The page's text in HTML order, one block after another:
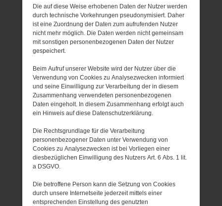
Die auf diese Weise erhobenen Daten der Nutzer werden
durch technische Vorkehrungen pseudonymisiert. Daher
ist eine Zuordnung der Daten zum aufrufenden Nutzer
nicht mehr möglich. Die Daten werden nicht gemeinsam
mit sonstigen personenbezogenen Daten der Nutzer
gespeichert.
Beim Aufruf unserer Website wird der Nutzer über die
Verwendung von Cookies zu Analysezwecken informiert
und seine Einwilligung zur Verarbeitung der in diesem
Zusammenhang verwendeten personenbezogenen
Daten eingeholt. In diesem Zusammenhang erfolgt auch
ein Hinweis auf diese Datenschutzerklärung.
Die Rechtsgrundlage für die Verarbeitung
personenbezogener Daten unter Verwendung von
Cookies zu Analysezwecken ist bei Vorliegen einer
diesbezüglichen Einwilligung des Nutzers Art. 6 Abs. 1 lit.
a DSGVO.
Die betroffene Person kann die Setzung von Cookies
durch unsere Internetseite jederzeit mittels einer
entsprechenden Einstellung des genutzten